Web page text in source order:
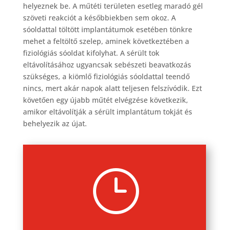
helyeznek be. A műtéti területen esetleg maradó gél
szöveti reakciót a későbbiekben sem okoz. A
sóoldattal töltött implantátumok esetében tönkre
mehet a feltöltő szelep, aminek következtében a
fiziológiás sóoldat kifolyhat. A sérült tok
eltávolításához ugyancsak sebészeti beavatkozás
szükséges, a kiömlő fiziológiás sóoldattal teendő
nincs, mert akár napok alatt teljesen felszívódik. Ezt
követően egy újabb műtét elvégzése következik,
amikor eltávolítják a sérült implantátum tokját és
behelyezik az újat.
}